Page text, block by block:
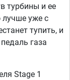
турбины и ее
лучше уже с
тупить, и
газа
Stage 1